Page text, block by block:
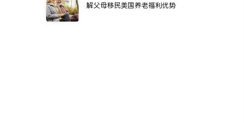
解父母移民美国养老福利优势